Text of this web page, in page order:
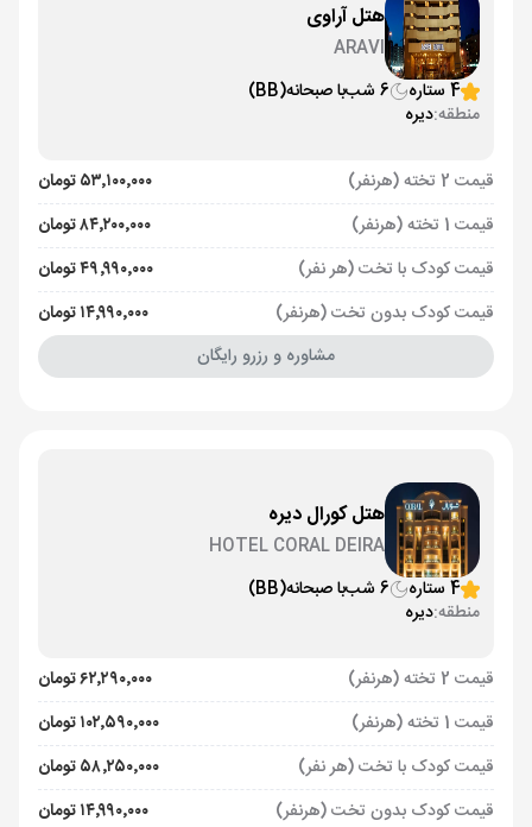
هتل آراوی
ARAVI
4 ستاره
6 شب با صبحانه(BB)
منطقه:دیره
قیمت 2 تخته (هرنفر)
۵۳٬۱۰۰٬۰۰۰ تومان
قیمت 1 تخته (هرنفر)
۸۴٬۲۰۰٬۰۰۰ تومان
قیمت کودک با تخت (هر نفر)
۴۹٬۹۹۰٬۰۰۰ تومان
قیمت کودک بدون تخت (هرنفر)
۱۴٬۹۹۰٬۰۰۰ تومان
مشاوره و رزرو رایگان
هتل کورال دیره
HOTEL CORAL DEIRA
4 ستاره
6 شب با صبحانه(BB)
منطقه:دیره
قیمت 2 تخته (هرنفر)
۶۲٬۲۹۰٬۰۰۰ تومان
قیمت 1 تخته (هرنفر)
۱۰۲٬۵۹۰٬۰۰۰ تومان
قیمت کودک با تخت (هر نفر)
۵۸٬۲۵۰٬۰۰۰ تومان
قیمت کودک بدون تخت (هرنفر)
۱۴٬۹۹۰٬۰۰۰ تومان